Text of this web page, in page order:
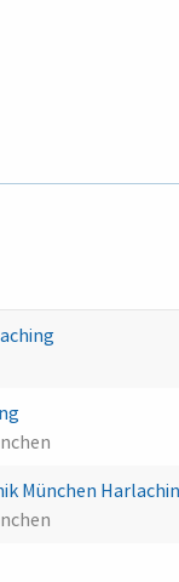
München